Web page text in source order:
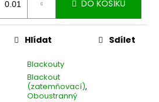
DO KOŠÍKU
Blackouty
Blackout
(zatemňovací),
Oboustranný
Hlídat Sdílet